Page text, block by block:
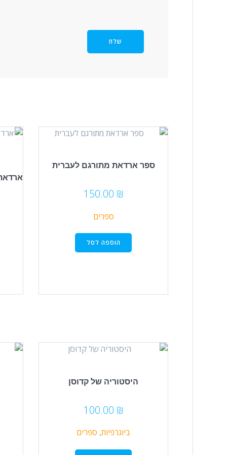
ספר ארדאת מתורגם לעברית
150.00 ₪
ספרים
הוספה לסל
היסטוריה של קדוסן
100.00 ₪
ביוגרפיות, ספרים